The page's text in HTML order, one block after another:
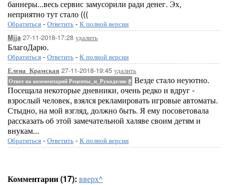
баннеры...весь сервис замусорили ради денег. Эх,
неприятно тут стало (((
Обратиться - Ответить - К полной версии
Mjja 27-11-2018-17:28 удалить
БлагоДарю.
Обратиться - Ответить - К полной версии
Елена_Крамская 27-11-2018-19:45 удалить
Ответ на комментарий Рецепты_и_Рукоделие # Везде стало неуютно.
Посещала некоторые дневники, очень редко и вдруг -
взрослый человек, взялся рекламировать игровые автоматы.
Стыдно, на мой взгляд, должно быть. Я ему посоветовала
рассказать об этой замечательной халяве своим детям и
внукам...
Обратиться - Ответить - К полной версии
Комментарии (17): вверх^